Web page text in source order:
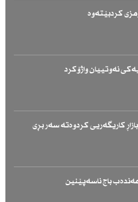
كردبێتەوە
نەوتییان واژۆكرد
كاریگەریی كردوەتە سەر بڕی
باج ناسەپێنین